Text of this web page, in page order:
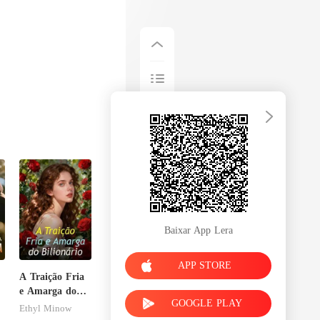
A Traição Fria
e Amarga do
Bilionário
Ethyl Minow
Baixar App Lera
APP STORE
GOOGLE PLAY